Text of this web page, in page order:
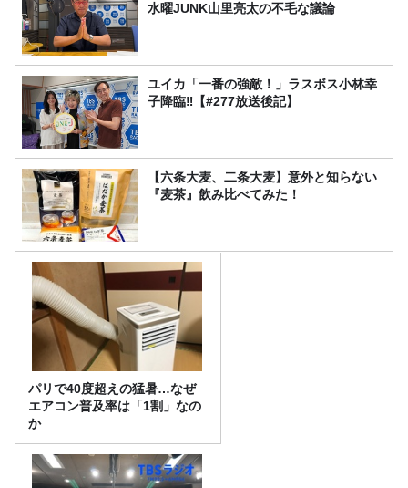
水曜JUNK山里亮太の不毛な議論
ユイカ「一番の強敵！」ラスボス小林幸
子降臨‼【#277放送後記】
【六条大麦、二条大麦】意外と知らない
『麦茶』飲み比べてみた！
パリで40度超えの猛暑…なぜ
エアコン普及率は「1割」なの
か